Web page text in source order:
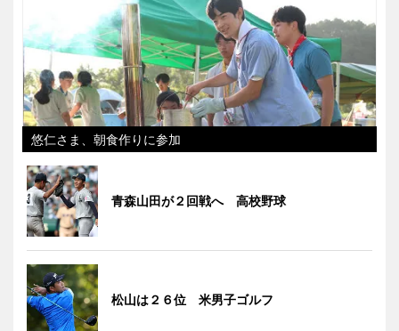
悠仁さま、朝食作りに参加
青森山田が２回戦へ 高校野球
松山は２６位 米男子ゴルフ